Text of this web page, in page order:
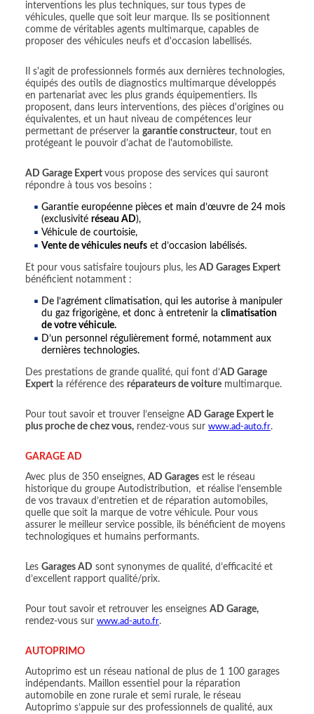
interventions les plus techniques, sur tous types de
véhicules, quelle que soit leur marque. Ils se positionnent
comme de véritables agents multimarque, capables de
proposer des véhicules neufs et d'occasion labellisés.
Il s'agit de professionnels formés aux dernières technologies,
équipés des outils de diagnostics multimarque développés
en partenariat avec les plus grands équipementiers. Ils
proposent, dans leurs interventions, des pièces d'origines ou
équivalentes, et un haut niveau de compétences leur
permettant de préserver la garantie constructeur, tout en
protégeant le pouvoir d'achat de l'automobiliste.
AD Garage Expert vous propose des services qui sauront
répondre à tous vos besoins :
Garantie européenne pièces et main d’œuvre de 24 mois
(exclusivité réseau AD),
Véhicule de courtoisie,
Vente de véhicules neufs et d’occasion labélisés.
Et pour vous satisfaire toujours plus, les AD Garages Expert
bénéficient notamment :
De l’agrément climatisation, qui les autorise à manipuler
du gaz frigorigène, et donc à entretenir la climatisation
de votre véhicule.
D’un personnel régulièrement formé, notamment aux
dernières technologies.
Des prestations de grande qualité, qui font d’AD Garage
Expert la référence des réparateurs de voiture multimarque.
Pour tout savoir et trouver l’enseigne AD Garage Expert le
plus proche de chez vous, rendez-vous sur www.ad-auto.fr.
GARAGE AD
Avec plus de 350 enseignes, AD Garages est le réseau
historique du groupe Autodistribution, et réalise l’ensemble
de vos travaux d’entretien et de réparation automobiles,
quelle que soit la marque de votre véhicule. Pour vous
assurer le meilleur service possible, ils bénéficient de moyens
technologiques et humains performants.
Les Garages AD sont synonymes de qualité, d’efficacité et
d’excellent rapport qualité/prix.
Pour tout savoir et retrouver les enseignes AD Garage,
rendez-vous sur www.ad-auto.fr.
AUTOPRIMO
Autoprimo est un réseau national de plus de 1 100 garages
indépendants. Maillon essentiel pour la réparation
automobile en zone rurale et semi rurale, le réseau
Autoprimo s’appuie sur des professionnels de qualité, aux